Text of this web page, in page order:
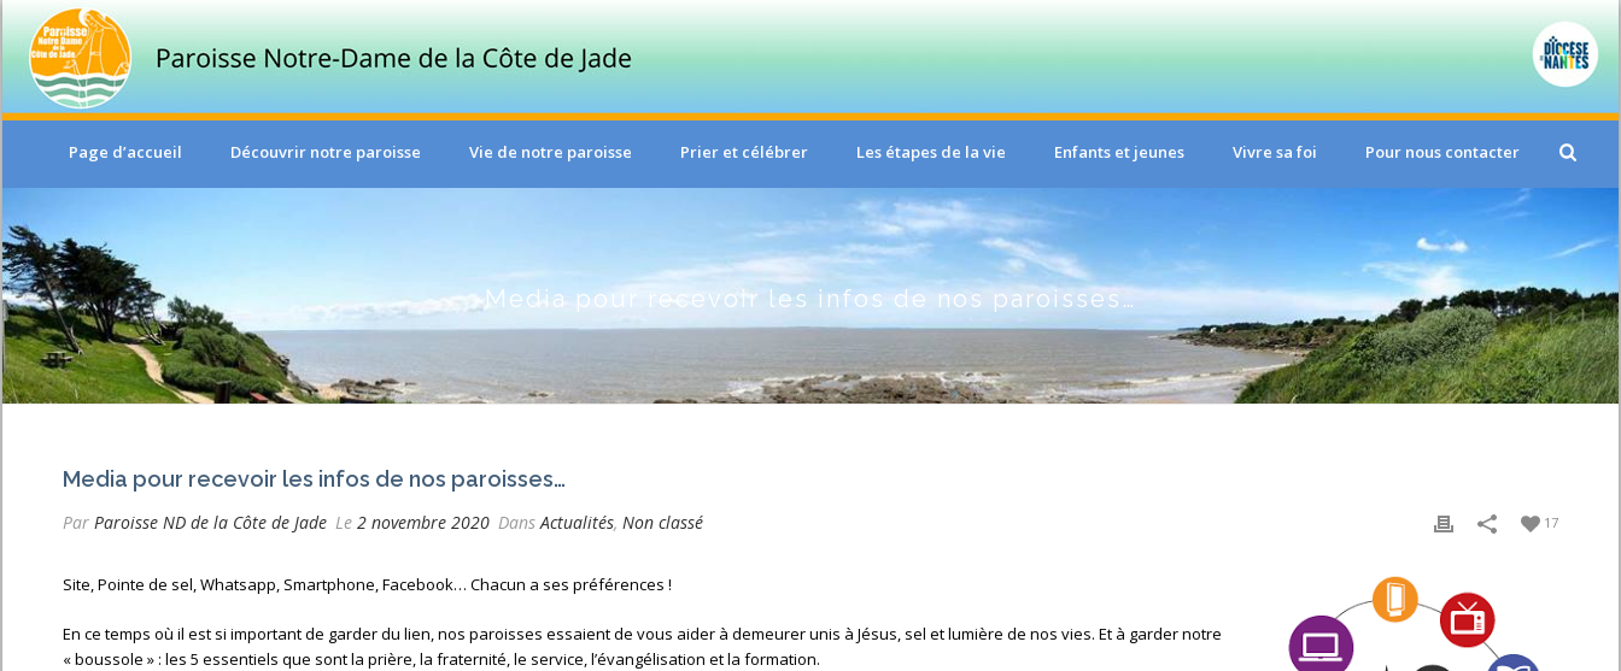
Page d’accueil Découvrir notre paroisse Vie de notre paroisse Prier et célébrer Les étapes de la vie Enfants et jeunes Vivre sa foi Pour nous contacter
Media pour recevoir les infos de nos paroisses…
Media pour recevoir les infos de nos paroisses…
Par Paroisse ND de la Côte de Jade Le 2 novembre 2020 DansActualités, Non classé 17
Site, Pointe de sel, Whatsapp, Smartphone, Facebook… Chacun a ses préférences !
En ce temps où il est si important de garder du lien, nos paroisses essaient de vous aider à demeurer unis à Jésus, sel et lumière de nos vies. Et à garder notre
« boussole » : les 5 essentiels que sont la prière, la fraternité, le service, l’évangélisation et la formation.